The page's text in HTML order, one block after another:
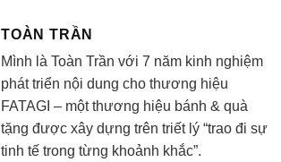
TOÀN TRẦN
Mình là Toàn Trần với 7 năm kinh nghiệm
phát triển nội dung cho thương hiệu
FATAGI – một thương hiệu bánh & quà
tặng được xây dựng trên triết lý “trao đi sự
tinh tế trong từng khoảnh khắc”.